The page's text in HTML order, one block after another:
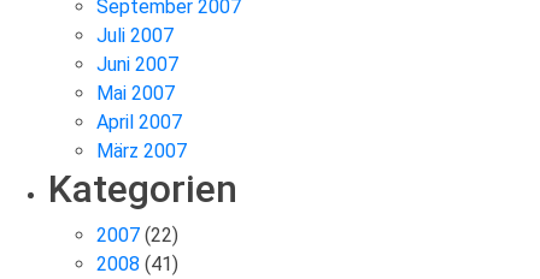
September 2007
Juli 2007
Juni 2007
Mai 2007
April 2007
März 2007
Kategorien
2007 (22)
2008 (41)